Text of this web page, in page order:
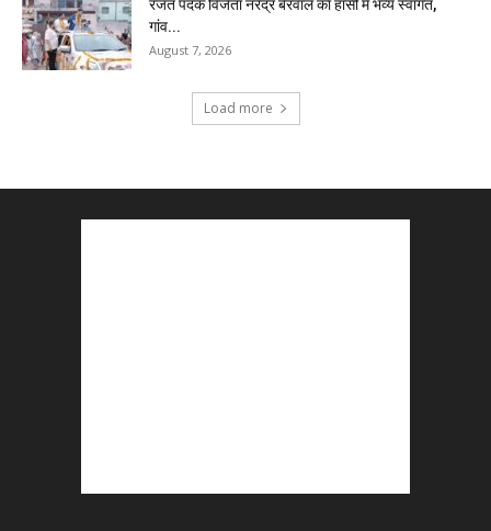
रजत पदक विजेता नरेंद्र बेरवाल का हांसी में भव्य स्वागत,
गांव...
August 7, 2026
Load more